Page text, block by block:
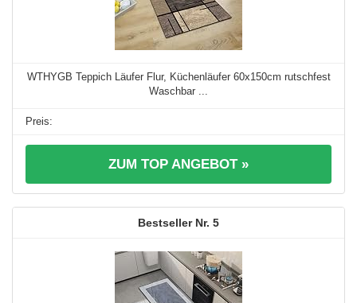
WTHYGB Teppich Läufer Flur, Küchenläufer 60x150cm rutschfest
Waschbar ...
ZUM TOP ANGEBOT »
5